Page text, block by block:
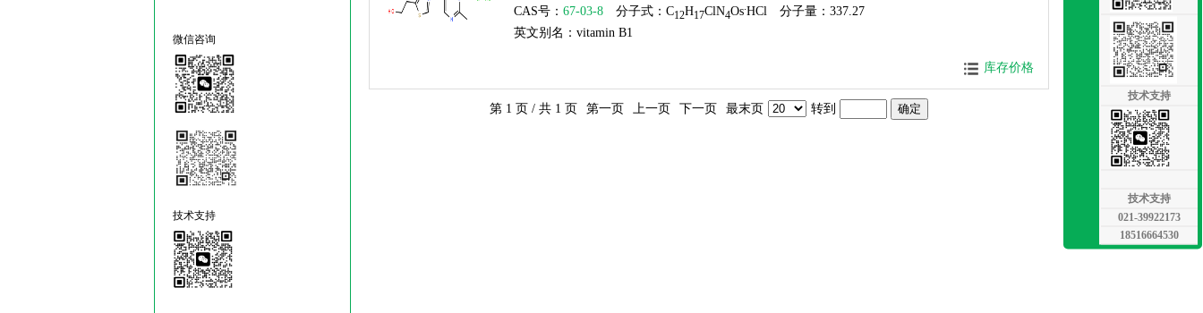
微信咨询
技术支持
CAS号： 67-03-8 分子式：C12H17ClN4Os.HCl
分子量：337.27
英文别名： vitamin B1
库存价格
第 1 页 / 共 1 页 第一页 上一页 下一页 最末页 转到
技术支持
技术支持
021-39922173
18516664530